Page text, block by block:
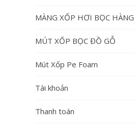
MÀNG XỐP HƠI BỌC HÀNG
MÚT XỐP BỌC ĐỒ GỖ
Mút Xốp Pe Foam
Tài khoản
Thanh toán